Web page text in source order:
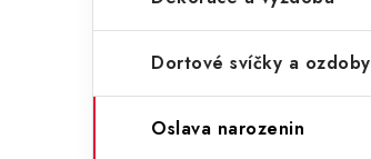
e
Dortové svíčky a ozdoby
Oslava narozenin